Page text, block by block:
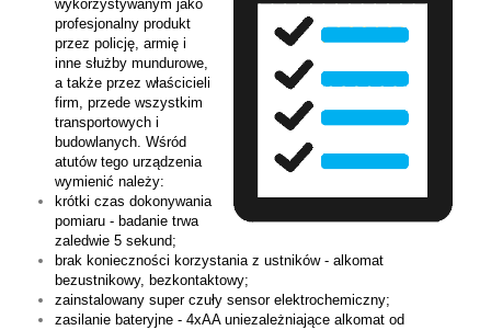
wykorzystywanym jako
profesjonalny produkt
przez policję, armię i
inne służby mundurowe,
a także przez właścicieli
firm, przede wszystkim
transportowych i
budowlanych. Wśród
atutów tego urządzenia
wymienić należy:
krótki czas dokonywania
pomiaru - badanie trwa
zaledwie 5 sekund;
brak konieczności korzystania z ustników - alkomat
bezustnikowy, bezkontaktowy;
zainstalowany super czuły sensor elektrochemiczny;
zasilanie bateryjne - 4xAA uniezależniające alkomat od